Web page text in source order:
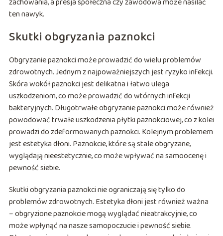
ten nawyk.
Skutki obgryzania paznokci
Obgryzanie paznokci może prowadzić do wielu problemów
zdrowotnych. Jednym z najpoważniejszych jest ryzyko infekcji.
Skóra wokół paznokci jest delikatna i łatwo ulega
uszkodzeniom, co może prowadzić do wtórnych infekcji
bakteryjnych. Długotrwałe obgryzanie paznokci może również
powodować trwałe uszkodzenia płytki paznokciowej, co z kolei
prowadzi do zdeformowanych paznokci. Kolejnym problemem
jest estetyka dłoni. Paznokcie, które są stale obgryzane,
wyglądają nieestetycznie, co może wpływać na samoocenę i
pewność siebie.
Skutki obgryzania paznokci nie ograniczają się tylko do
problemów zdrowotnych. Estetyka dłoni jest również ważna
– obgryzione paznokcie mogą wyglądać nieatrakcyjnie, co
może wpłynąć na nasze samopoczucie i pewność siebie.